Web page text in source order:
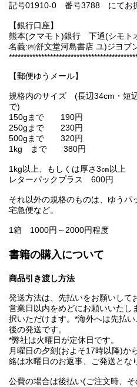
記号01910-0 番号3788 にてお
【銀行口座】
熊本(クマモト)銀行 下通(シモ
名義:㈲舒文堂河島書店 ユ)ジヨブ
【郵便ゆうメール】
規格内のサイズ (長辺34cm・短
で)
150gまで 190円
250gまで 230円
500gまで 320円
1kg まで 380円
1kg以上、もしくは厚さ3㎝以上
レターパックプラス 600円
それ以外の規格のものは、ゆう
宅急便など。
1箱 1000円～2000円程度
書籍の購入について
商品引き渡し方法
発送方法は、先払いをお願いして
営業日以内をめどにお願いいたし
択いただけます。*海外へは先払
後の発送です。
*弊社は火曜日が定休日です。
月曜日の夕刻(およそ17時以降)か
絡は水曜日のお返事、ご発送とな
公費の場合は後払い(ご注文時、